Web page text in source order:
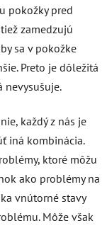
pokožky pred
zamedzujú
sa v pokožke
Preto je dôležitá
nevysušuje.
každý z nás je
iná kombinácia.
ktoré môžu
ako problémy na
vnútorné stavy
Môže však